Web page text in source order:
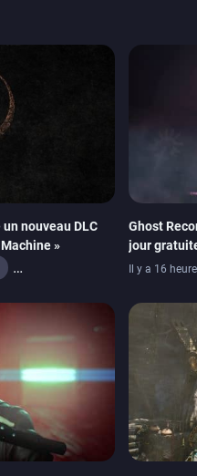
nouveau DLC
»
one
Ghost
jour
visuels
Il y a 16